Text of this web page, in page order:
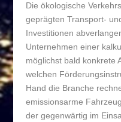
Die ökologische
geprägten Transport-
Investitionen
Unternehmen einer
möglichst bald konkrete
welchen
Hand die Branche
emissionsarme
der gegenwärtig im